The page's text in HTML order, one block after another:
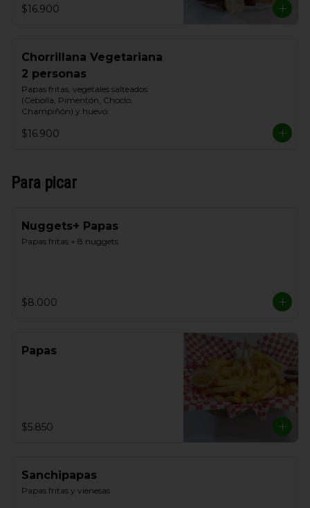
$16.900
Chorrillana Vegetariana
2 personas
Papas fritas, vegetales salteados
(Cebolla, Pimentón, Choclo,
Champiñón) y huevo.
$16.900
Para picar
Nuggets+ Papas
Papas fritas + 8 nuggets
$8.000
Papas
$5.850
Sanchipapas
Papas fritas y vienesas